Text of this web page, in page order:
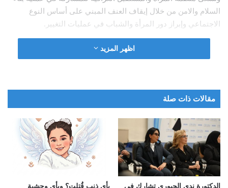
السلام والامن من خلال إيقاف العنف المبني على أساس النوع
الاجتماعي وإبراز دور المرأة والشباب في عمليات التغيير.
اظهر المزيد
مقالات ذات صلة
الدكتورة ندى الجبوري تشارك في
بأي ذنب قُتلت؟ وبأي وحشية